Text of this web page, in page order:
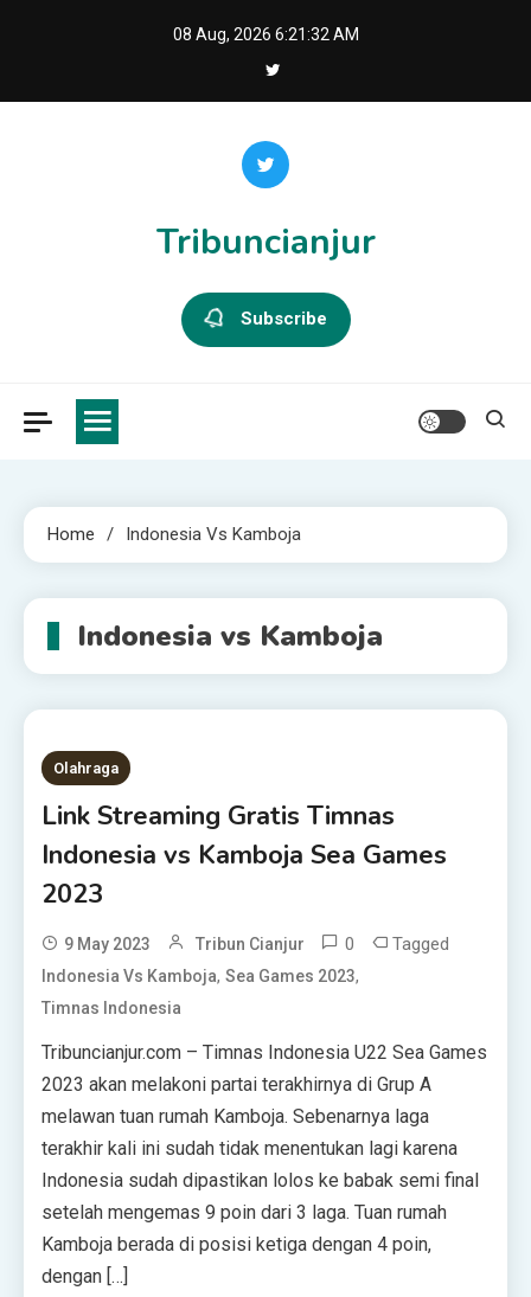
08 Aug, 2026 6:21:32 AM
Tribuncianjur
Subscribe
Home Indonesia Vs Kamboja
Indonesia vs Kamboja
Olahraga
Link Streaming Gratis Timnas
Indonesia vs Kamboja Sea Games
2023
9 May 2023 Tribun Cianjur 0 Tagged
Indonesia Vs Kamboja,Sea Games 2023,
Timnas Indonesia
Tribuncianjur.com – Timnas Indonesia U22 Sea Games
2023 akan melakoni partai terakhirnya di Grup A
melawan tuan rumah Kamboja. Sebenarnya laga
terakhir kali ini sudah tidak menentukan lagi karena
Indonesia sudah dipastikan lolos ke babak semi final
setelah mengemas 9 poin dari 3 laga. Tuan rumah
Kamboja berada di posisi ketiga dengan 4 poin,
dengan […]